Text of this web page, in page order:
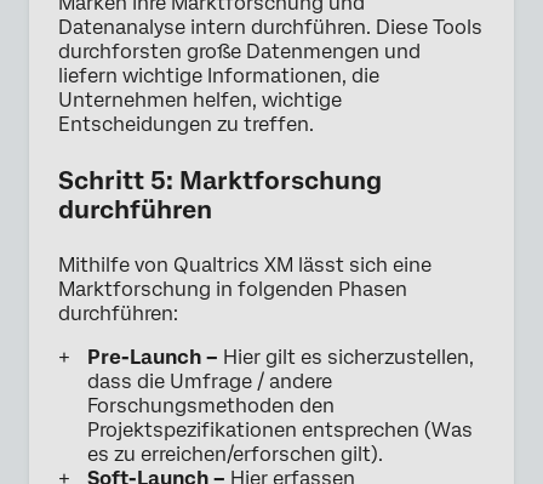
Datenanalyse intern durchführen. Diese Tools
durchforsten große Datenmengen und
liefern wichtige Informationen, die
Unternehmen helfen, wichtige
Entscheidungen zu treffen.
Schritt 5: Marktforschung
durchführen
Mithilfe von Qualtrics XM lässt sich eine
Marktforschung in folgenden Phasen
durchführen:
Pre-Launch – Hier gilt es sicherzustellen,
dass die Umfrage / andere
Forschungsmethoden den
Projektspezifikationen entsprechen (Was
es zu erreichen/erforschen gilt).
Soft-Launch – Hier erfassen